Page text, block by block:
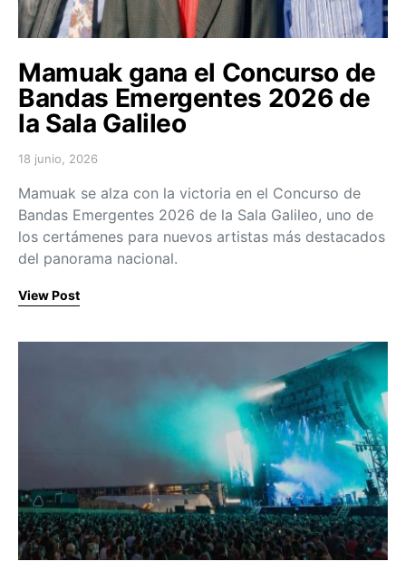
Mamuak gana el Concurso de
Bandas Emergentes 2026 de
la Sala Galileo
Posted on
18 junio, 2026
Mamuak se alza con la victoria en el Concurso de
Bandas Emergentes 2026 de la Sala Galileo, uno de
los certámenes para nuevos artistas más destacados
del panorama nacional.
View Post